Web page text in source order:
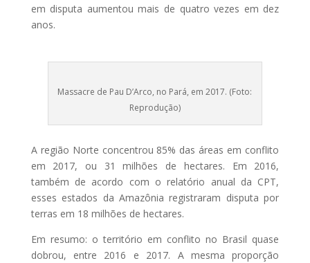
em disputa aumentou mais de quatro vezes em dez
anos.
Massacre de Pau D’Arco, no Pará, em 2017. (Foto:
Reprodução)
A região Norte concentrou 85% das áreas em conflito
em 2017, ou 31 milhões de hectares. Em 2016,
também de acordo com o relatório anual da CPT,
esses estados da Amazônia registraram disputa por
terras em 18 milhões de hectares.
Em resumo: o território em conflito no Brasil quase
dobrou, entre 2016 e 2017. A mesma proporção